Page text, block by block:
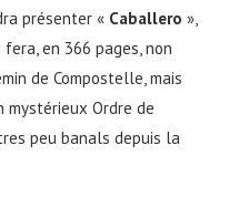
présenter « Caballero»,
en 366 pages, non
de Compostelle, mais
mystérieux Ordre de
peu banals depuis la